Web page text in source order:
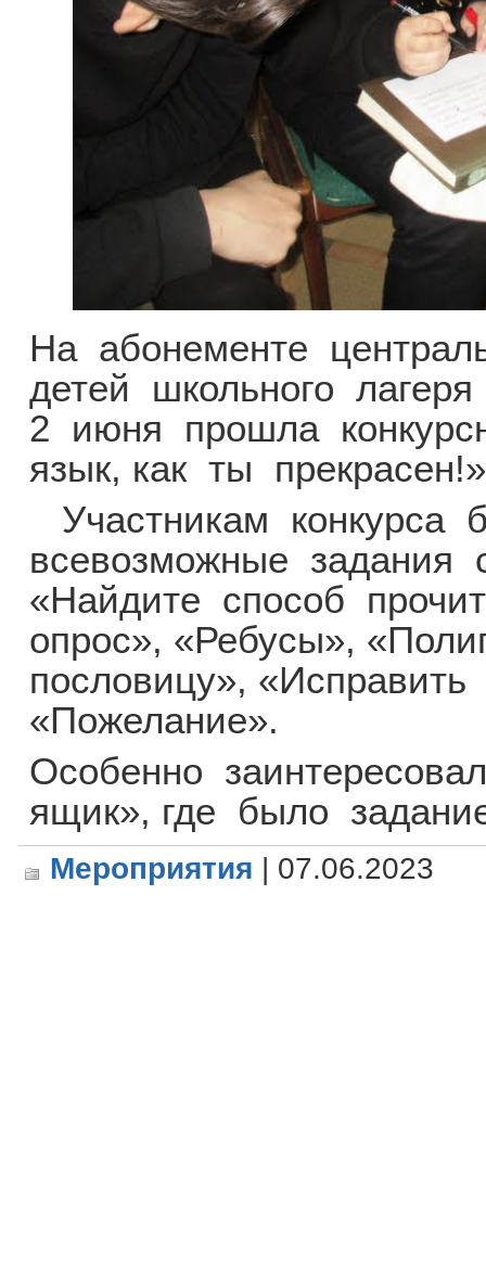
На абонементе
детей школьного
2 июня прошла
язык, как ты
Участникам конкурса
всевозможные
«Найдите способ
опрос», «Ребусы»,
пословицу»,
«Пожелание».
Особенно
ящик», где было
Мероприятия | 07.06.2023